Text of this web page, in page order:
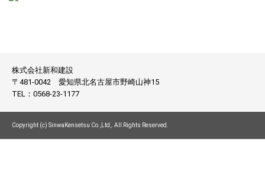
株式会社新和建設
〒481-0042 愛知県北名古屋市野崎山神15
TEL： 0568-23-1177
Copyright (c) SinwaKensetsu Co.,Ltd,. All Rights Reserved.